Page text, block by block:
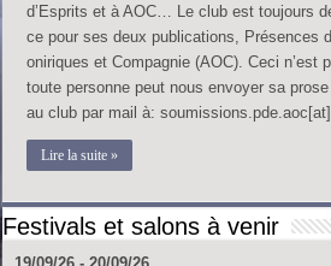
d’Esprits et à AOC… Le club est toujours
ce pour ses deux publications, Présences
oniriques et Compagnie (AOC). Ceci n’est
toute personne peut nous envoyer sa
au club par mail à:
Lire la suite »
Festivals et salons à venir